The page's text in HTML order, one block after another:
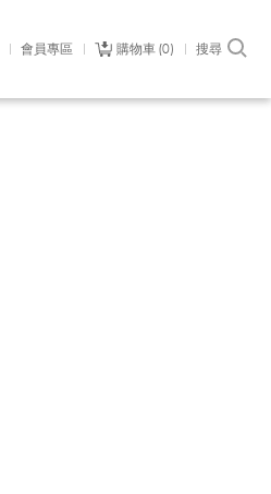
會員專區 購物車 0 搜尋